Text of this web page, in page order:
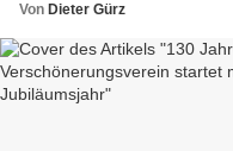
Von Dieter Gürz